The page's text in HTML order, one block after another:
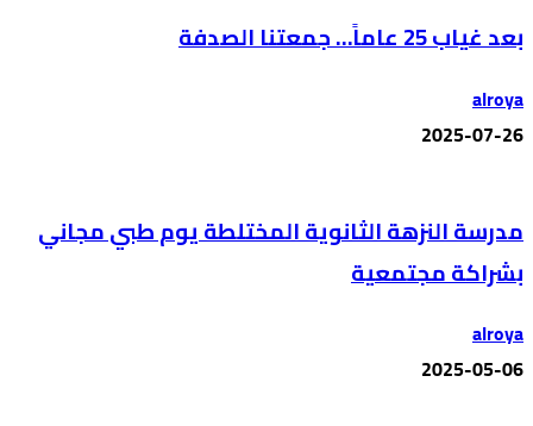
بعد غياب 25 عاماً… جمعتنا الصدفة
alroya
2025-07-26
مدرسة النزهة الثانوية المختلطة يوم طبي مجاني
بشراكة مجتمعية
alroya
2025-05-06